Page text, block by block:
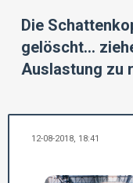
Die
gelöscht...
Auslastung zu
12-08-2018, 18:41